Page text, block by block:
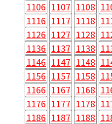
1106 1107 1108
1116 1117 1118
1126 1127 1128
1136 1137 1138
1146 1147 1148
1156 1157 1158
1166 1167 1168
1176 1177 1178
1186 1187 1188